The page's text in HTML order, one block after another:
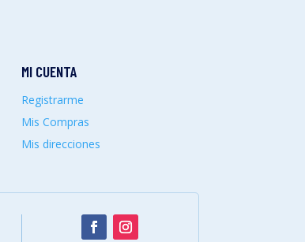
MI CUENTA
Registrarme
Mis Compras
Mis direcciones